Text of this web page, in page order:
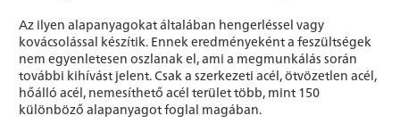
Az ilyen alapanyagokat általában hengerléssel vagy
kovácsolással készítik. Ennek eredményeként a feszültségek
nem egyenletesen oszlanak el, ami a megmunkálás során
további kihívást jelent. Csak a szerkezeti acél, ötvözetlen acél,
hőálló acél, nemesíthető acél terület több, mint 150
különböző alapanyagot foglal magában.